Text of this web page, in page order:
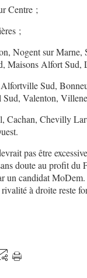
Centre ;
;
Nogent sur Marne,
Maisons Alfort Sud,
Sud,
Valenton,
Cachan, Chevilly
pas être
doute au profit du
un candidat
à droite reste